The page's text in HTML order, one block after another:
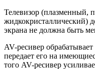
Телевизор (плазменный,
жидкокристаллический)
экрана не должна быть
AV-ресивер
передает его на
того AV-ресивер